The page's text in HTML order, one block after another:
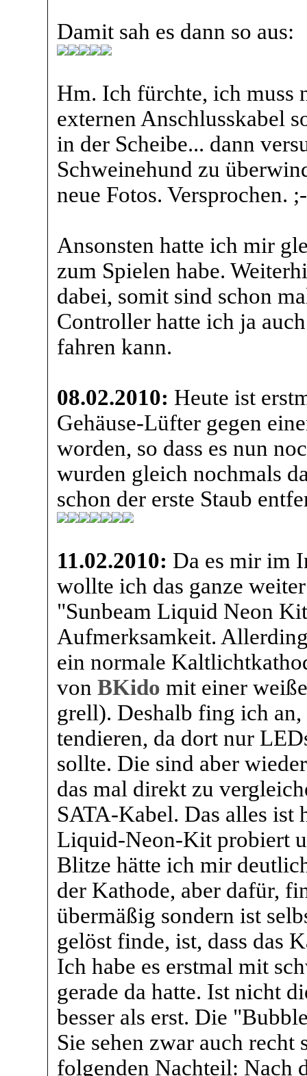
Damit sah es dann so aus:
Hm. Ich fürchte, ich muss
externen Anschlusskabel
in der Scheibe... dann
Schweinehund zu
neue Fotos. Versprochen.
Ansonsten hatte ich mir
zum Spielen habe.
dabei, somit sind schon
Controller hatte ich ja
fahren kann.
08.02.2010: Heute ist
Gehäuse-Lüfter gegen
worden, so dass es nun
wurden gleich nochmals
schon der erste Staub
11.02.2010: Da es mir im
wollte ich das ganze
"Sunbeam Liquid Neon
Aufmerksamkeit.
ein normale
von BKido mit einer
grell). Deshalb fing ich
tendieren, da dort nur
sollte. Die sind aber
das mal direkt zu
SATA-Kabel. Das alles ist
Liquid-Neon-Kit probiert
Blitze hätte ich mir
der Kathode, aber dafür,
übermäßig sondern ist
gelöst finde, ist, dass das
Ich habe es erstmal mit
gerade da hatte. Ist nicht
besser als erst. Die
Sie sehen zwar auch recht
folgenden Nachteil: Nach